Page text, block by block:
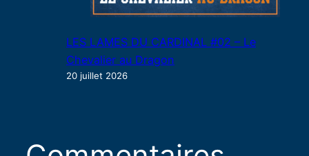
LES LAMES DU CARDINAL #02 – Le
Chevalier au Dragon
20 juillet 2026